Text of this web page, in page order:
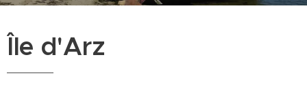
Île d'Arz